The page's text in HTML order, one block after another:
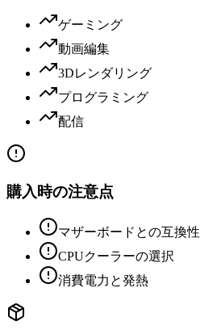
ゲーミング
動画編集
3Dレンダリング
プログラミング
配信
購入時の注意点
マザーボードとの互換性
CPUクーラーの選択
消費電力と発熱